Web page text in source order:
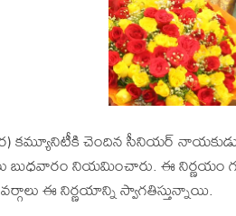
కమ్యూనిటీకి చెందిన సీనియర్
బుధవారం నియమించారు. ఈ నిర్ణయం
ఈ నిర్ణయాన్ని స్వాగతిస్తున్నాయి.